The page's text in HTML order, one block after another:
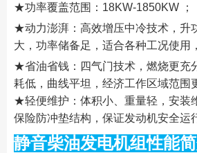
★功率覆盖范围：18KW-1850KW ；
★动力澎湃：高效增压中冷技术，升
大，功率储备足，适合各种工况使用
★省油省钱：四气门技术，燃烧更充
耗低，曲线平坦，经济工作区域范围
★轻便维护：体积小、重量轻，安装
保险防冲垫结构，保证发动机安全运
静音柴油发电机组性能简